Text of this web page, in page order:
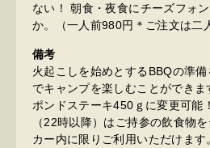
ない！ 朝食・夜食にチーズフォ
か。（一人前980円＊ご注文は二
備考
火起こしを始めとするBBQの準
でキャンプを楽しむことができ
ポンドステーキ450ｇに変更可能
（22時以降）はご持参の飲食物
カー内に限りご利用いただけま